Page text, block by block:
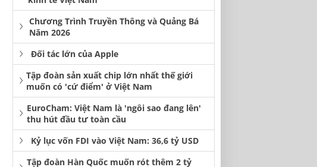
Chương Trình Truyền Thông và Quảng Bá
Năm 2026
Đối tác lớn của Apple
Tập đoàn sản xuất chip lớn nhất thế giới
muốn có 'cứ điểm' ở Việt Nam
EuroCham: Việt Nam là 'ngôi sao đang lên'
thu hút đầu tư toàn cầu
Kỷ lục vốn FDI vào Việt Nam: 36,6 tỷ USD
Tập đoàn Hàn Quốc muốn rót thêm 2 tỷ